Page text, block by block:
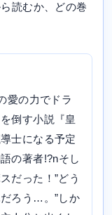
読むか、どの巻
愛の力でドラ
倒す小説『皇
士になる予定
の著者!?nそし
だった！”どう
ろう…。”しか